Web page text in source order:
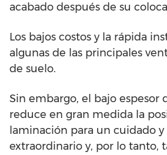
acabado después de su
Los bajos costos y la rápida
algunas de las principales
de suelo.
Sin embargo, el bajo espesor
reduce en gran medida la
laminación para un cuidado
extraordinario y, por lo tanto,